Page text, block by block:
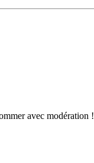
avec modération !